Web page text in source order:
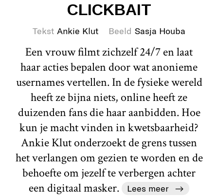
CLICKBAIT
Tekst Ankie Klut Beeld Sasja Houba
Een vrouw filmt zichzelf 24/7 en laat
haar acties bepalen door wat anonieme
usernames vertellen. In de fysieke wereld
heeft ze bijna niets, online heeft ze
duizenden fans die haar aanbidden. Hoe
kun je macht vinden in kwetsbaarheid?
Ankie Klut onderzoekt de grens tussen
het verlangen om gezien te worden en de
behoefte om jezelf te verbergen achter
een digitaal masker.
Lees meer